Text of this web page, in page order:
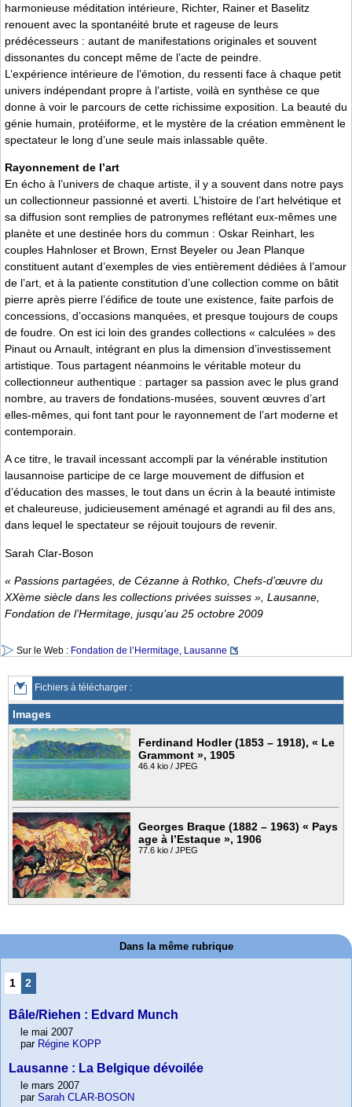
harmonieuse méditation intérieure, Richter, Rainer et Baselitz
renouent avec la spontanéité brute et rageuse de leurs
prédécesseurs : autant de manifestations originales et souvent
dissonantes du concept même de l’acte de peindre.
L’expérience intérieure de l’émotion, du ressenti face à chaque petit
univers indépendant propre à l’artiste, voilà en synthèse ce que
donne à voir le parcours de cette richissime exposition. La beauté du
génie humain, protéiforme, et le mystère de la création emmènent le
spectateur le long d’une seule mais inlassable quête.
Rayonnement de l’art
En écho à l’univers de chaque artiste, il y a souvent dans notre pays
un collectionneur passionné et averti. L’histoire de l’art helvétique et
sa diffusion sont remplies de patronymes reflétant eux-mêmes une
planète et une destinée hors du commun : Oskar Reinhart, les
couples Hahnloser et Brown, Ernst Beyeler ou Jean Planque
constituent autant d’exemples de vies entièrement dédiées à l’amour
de l’art, et à la patiente constitution d’une collection comme on bâtit
pierre après pierre l’édifice de toute une existence, faite parfois de
concessions, d’occasions manquées, et presque toujours de coups
de foudre. On est ici loin des grandes collections « calculées » des
Pinaut ou Arnault, intégrant en plus la dimension d’investissement
artistique. Tous partagent néanmoins le véritable moteur du
collectionneur authentique : partager sa passion avec le plus grand
nombre, au travers de fondations-musées, souvent œuvres d’art
elles-mêmes, qui font tant pour le rayonnement de l’art moderne et
contemporain.
A ce titre, le travail incessant accompli par la vénérable institution
lausannoise participe de ce large mouvement de diffusion et
d’éducation des masses, le tout dans un écrin à la beauté intimiste
et chaleureuse, judicieusement aménagé et agrandi au fil des ans,
dans lequel le spectateur se réjouit toujours de revenir.
Sarah Clar-Boson
« Passions partagées, de Cézanne à Rothko, Chefs-d’œuvre du
XXème siècle dans les collections privées suisses », Lausanne,
Fondation de l’Hermitage, jusqu’au 25 octobre 2009
Sur le Web : Fondation de l’Hermitage, Lausanne
Fichiers à télécharger :
Images
Ferdinand Hodler (1853 – 1918), « Le
Grammont », 1905
46.4 kio / JPEG
Georges Braque (1882 – 1963) « Pays
age à l’Estaque », 1906
77.6 kio / JPEG
Dans la même rubrique
1 2
Bâle/Riehen : Edvard Munch
le mai 2007
par Régine KOPP
Lausanne : La Belgique dévoilée
le mars 2007
par Sarah CLAR-BOSON